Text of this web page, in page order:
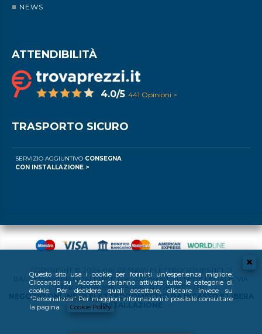
Questo sito usa i cookie per fornirti un'esperienza migliore.
Cliccando su "Accetta" saranno attivate tutte le categorie di
cookie. Per decidere quali accettare, cliccare invece su
"Personalizza". Per maggiori informazioni è possibile consultare
la pagina
Cookie Policy .
NEWS
ATTENDIBILITÀ
4.0/5 441 Opinioni >
TRASPORTO SICURO
SERVIZIO AGGIUNTIVO CONSEGNA
CON INSTALLAZIONE >
COPYRIGHT © 2024 BALDESSARI ELETTRODOMESTICI DI
BALDESSARI MAGDALENA P.IVA: 02769430220 SEDE LEGALE: VIA
BENACENSE 65B - 38068 - ROVERETO (TN)
NEGOZIO ONLINE DI ELETTRODOMESTICI DA INCASSO E LIBERA
INSTALLAZIONE